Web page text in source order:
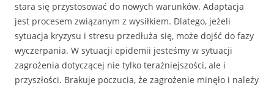
stara się przystosować do nowych warunków. Adaptacja
jest procesem związanym z wysiłkiem. Dlatego, jeżeli
sytuacja kryzysu i stresu przedłuża się, może dojść do fazy
wyczerpania. W sytuacji epidemii jesteśmy w sytuacji
zagrożenia dotyczącej nie tylko teraźniejszości, ale i
przyszłości. Brakuje poczucia, że zagrożenie minęło i należy